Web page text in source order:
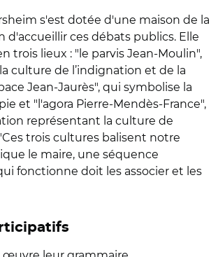
s'est dotée d'une maison de la
d'accueillir ces débats publics. Elle
trois lieux : "le parvis Jean-Moulin",
culture de l’indignation et de la
Jean-Jaurès", qui symbolise la
et "l'agora Pierre-Mendès-France",
représentant la culture de
trois cultures balisent notre
le maire, une séquence
fonctionne doit les associer et les